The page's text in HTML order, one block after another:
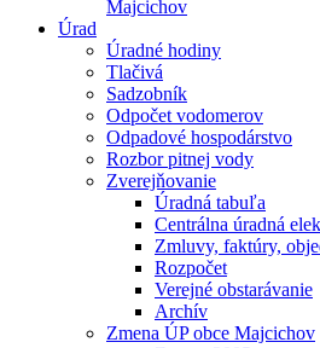
Majcichov
Úrad
Úradné hodiny
Tlačivá
Sadzobník
Odpočet vodomerov
Odpadové hospodárstvo
Rozbor pitnej vody
Zverejňovanie
Úradná tabuľa
Centrálna úradná
Zmluvy, faktúry,
Rozpočet
Verejné obstarávanie
Archív
Zmena ÚP obce Majcichov